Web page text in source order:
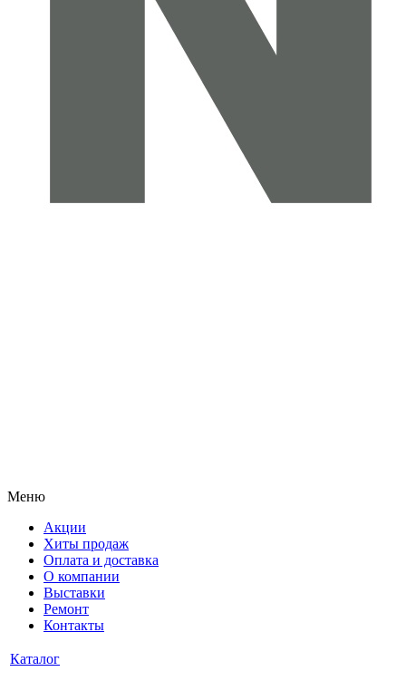
Меню
Акции
Хиты продаж
Оплата и доставка
О компании
Выставки
Ремонт
Контакты
Каталог